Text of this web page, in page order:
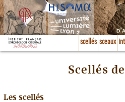
scellés sceaux
Scellés
Les scellés